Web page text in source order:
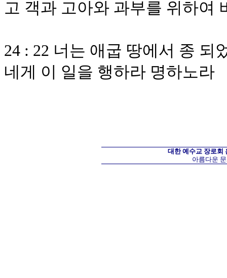
고 객과 고아와 과부를 위하여
24 : 22 너는 애굽 땅에서 종 되
네게 이 일을 행하라 명하노라
대한 예수교 장로회
아름다운